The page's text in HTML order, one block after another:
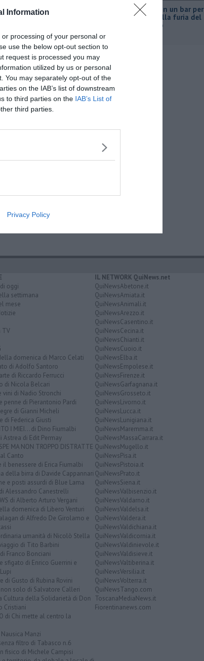
Information
processing of your personal or
use the below opt-out section to
request is processed you may
utilized by us or personal
You may separately opt-out of the
on the IAB’s list of downstream
to third parties on the IAB’s List of
third parties.
Privacy Policy
in caso di
e capacità
Nascosta in un bar per
sfuggire alla furia del
compagno
oggi
settimana
mese
TV
domenica di Marco Celati
di Adolfo Santoro
di Riccardo Ferrucci
di Nicola Belcari
vini di Nadio Stronchi
penne di Pierantonio Pardi
di Gianni Micheli
di Federica Giusti
I MIEI... di Dino Fiumalbi
Astrea di Edit Permay
MA NON TROPPO DISTRATTE
Canto
il benessere di Erica Fiumalbi
della birra di Davide Cappannari
e posti assurdi di Blue Lama
Alessandro Canestrelli
di Alberto Arturo Vergani
domenica di Libero Venturi
di Alfredo De Girolamo e
umanità di Nicolò Stella
di Tito Barbini
Franco Bonciani
sfigato di Enrico Guerrini e
di Gusto di Rubina Rovini
solo di Salvatore Calleri
Cultura della Solidarietà di Don
Cristiani
di Chi mette al centro la
Manzi
filtro di Tabasco n.6
fisico di Michele Campisi
IL NETWORK QuiNews.net
QuiNewsAbetone.it
QuiNewsAmiata.it
QuiNewsAnimali.it
QuiNewsArezzo.it
QuiNewsCasentino.it
QuiNewsCecina.it
QuiNewsChianti.it
QuiNewsCuoio.it
QuiNewsElba.it
QuiNewsEmpolese.it
QuiNewsFirenze.it
QuiNewsGarfagnana.it
QuiNewsGrosseto.it
QuiNewsLivorno.it
QuiNewsLucca.it
QuiNewsLunigiana.it
QuiNewsMaremma.it
QuiNewsMassaCarrara.it
QuiNewsMugello.it
QuiNewsPisa.it
QuiNewsPistoia.it
QuiNewsPrato.it
QuiNewsSiena.it
QuiNewsValbisenzio.it
QuiNewsValdarno.it
QuiNewsValdelsa.it
QuiNewsValdera.it
QuiNewsValdichiana.it
QuiNewsValdicornia.it
QuiNewsValdinievole.it
QuiNewsValdisieve.it
QuiNewsValtiberina.it
QuiNewsVersilia.it
QuiNewsVolterra.it
QuiNewsTango.com
ToscanaMediaNews.it
Fiorentinanews.com